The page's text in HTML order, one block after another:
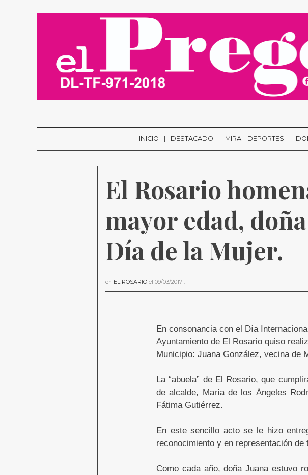
INICIO DESTACADO MIRA – DEPORTES
El Rosario
mayor edad,
Día de la Mujer.
en EL ROSARIO el 09/03/2017 .
En consonancia con el Día
Ayuntamiento de El Rosario quiso
Municipio: Juana González, vecina de
La “abuela” de El Rosario, que
de alcalde, María de los Ángeles
Fátima Gutiérrez.
En este sencillo acto se le hizo
reconocimiento y en representación
Como cada año, doña Juana estuvo